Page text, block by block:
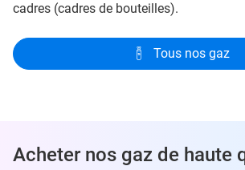
cadres (cadres de bouteilles).
Tous nos gaz
Acheter nos gaz de haute